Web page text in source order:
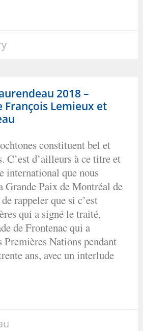
2018 –
Lemieux et
constituent bel et
C’est d’ailleurs à ce titre et
international que nous
Grande Paix de Montréal de
rappeler que si c’est
qui a signé le traité,
de Frontenac qui a
Premières Nations pendant
ans, avec un interlude